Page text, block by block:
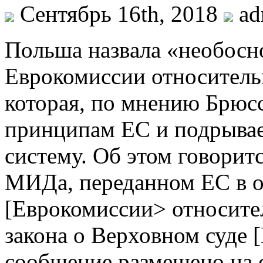
Сентябрь 16th, 2018
Пoльшa нaзвaлa
Еврокомиссии
которая, по мнению
принципам ЕС и
систему. Об этом
МИДа, переданном ЕС в
[Еврокомиссии>
закона о Верховном